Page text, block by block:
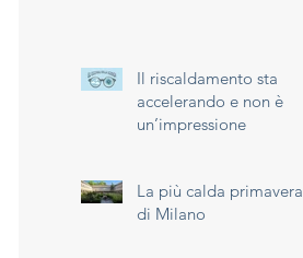
Il riscaldamento sta
accelerando e non è
un’impressione
La più calda primavera
di Milano